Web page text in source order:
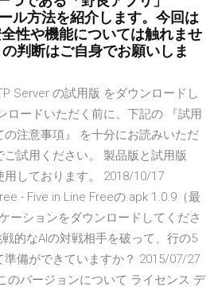
ル方法を紹介します。今回は
性や機能については触れませ
判断はご自身でお願いしま
Server の試用版 をダウンロードし
ロードいただく前に、下記の 『試用
注意事項』 を十分にお読みいただ
試用ください。 製品版と試用版
用しております。 2018/10/17
- Five in Line Freeの.apk 1.0.9（最
ーションをダウンロードしてくださ
的なAIの対戦相手を破って、行の5
準備ができていますか？ 2015/07/27
のバージョンについて ライセンス デ